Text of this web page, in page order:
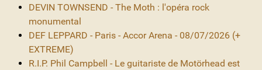
DEVIN TOWNSEND - The Moth : l'opéra rock
monumental
DEF LEPPARD - Paris - Accor Arena - 08/07/2026 (+
EXTREME)
R.I.P. Phil Campbell - Le guitariste de Motörhead est